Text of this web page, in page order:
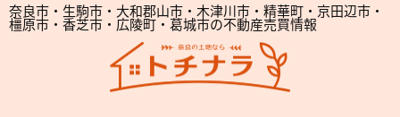
奈良市・生駒市・大和郡山市・木津川市・精華町・京田辺市・
橿原市・香芝市・広陵町・葛城市の不動産売買情報